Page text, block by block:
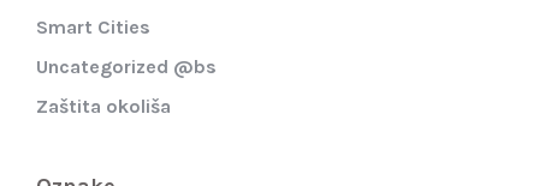
Smart Cities
Uncategorized @bs
Zaštita okoliša